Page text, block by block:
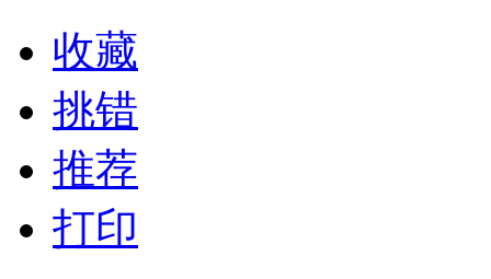
收藏
挑错
推荐
打印